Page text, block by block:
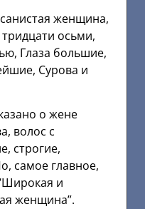
женщина,
осьми,
Глаза большие,
Сурова и
о жене
волос с
строгие,
самое главное,
и
женщина”.